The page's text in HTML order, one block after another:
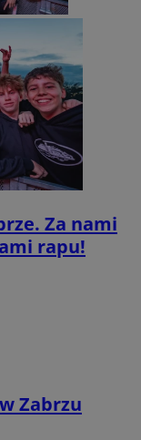
Za nami
rapu!
Zabrzu